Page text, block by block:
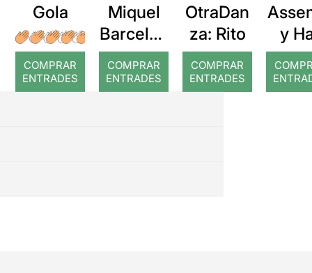
Gola
COMPRAR
ENTRADES
Miquel
Barcelon
a: Rojos
COMPRAR
ENTRADES
OtraDan
za: Rito
COMPRAR
ENTRADES
y